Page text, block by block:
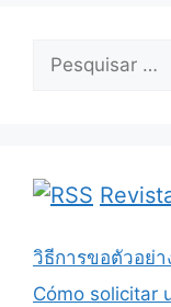
por:
วิธีการขอตัวอย่
Cómo solicitar